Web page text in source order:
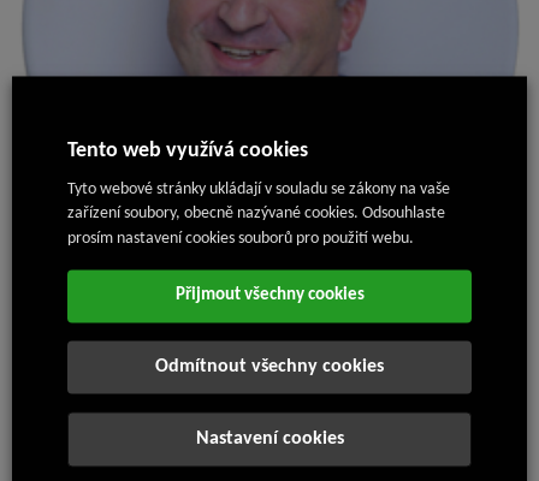
Příměstský tábor Isolit-Bravo 2026
Tento web využívá cookies
Tyto webové stránky ukládají v souladu se zákony na vaše
zařízení soubory, obecně nazývané cookies. Odsouhlaste
prosím nastavení cookies souborů pro použití webu.
Přijmout všechny cookies
Odmítnout všechny cookies
Nastavení cookies